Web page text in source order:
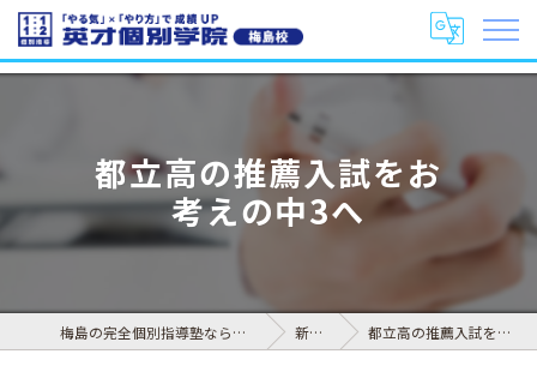
都立高の推薦入試をお
考えの中3へ
梅島の完全個別指導塾なら英才個別学院 梅島校 新着情報 都立高の推薦入試をお考えの中3へ